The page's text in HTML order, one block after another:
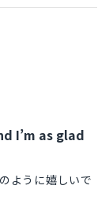
I’m as glad
ように嬉しいで